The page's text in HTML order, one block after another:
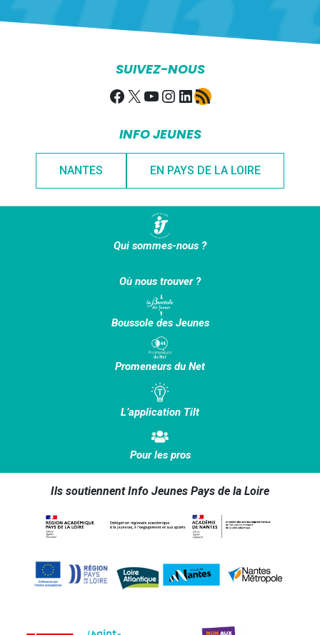
SUIVEZ-NOUS
Facebook
X YouTube
Instagram
LinkedIn
Flux RSS
INFO JEUNES
NANTES EN PAYS DE LA LOIRE
Qui sommes-nous ?
Où nous trouver ?
Boussole des Jeunes
Promeneurs du Net
L’application Tilt
Pour les pros
Ils soutiennent Info Jeunes Pays de la Loire